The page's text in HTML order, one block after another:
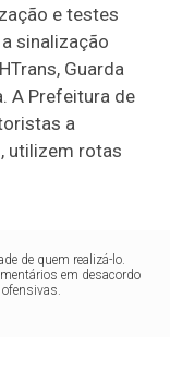
e testes
sinalização
Guarda
A Prefeitura de
a
utilizem rotas
de quem realizá-lo.
em desacordo